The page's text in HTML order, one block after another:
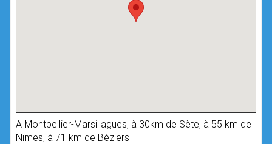
A Montpellier-Marsillagues, à 30km de Sète, à 55 km de
Nimes, à 71 km de Béziers